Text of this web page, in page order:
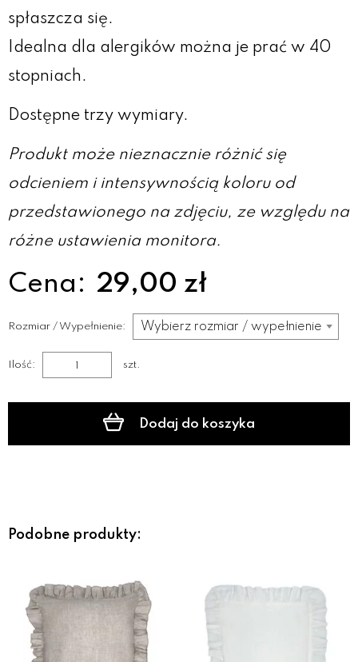
spłaszcza się.
Idealna dla alergików można je prać w 40
stopniach.
Dostępne trzy wymiary.
Produkt może nieznacznie różnić się
odcieniem i intensywnością koloru od
przedstawionego na zdjęciu, ze względu na
różne ustawienia monitora.
Cena: 29,00 zł
Rozmiar / Wypełnienie:
Ilość: szt.
Dodaj do koszyka
Podobne produkty: